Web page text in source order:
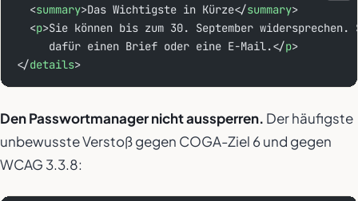
  <
summary>Das Wichtigste in Kürze</summary>
  <
p>Sie können bis zum 30. September widersprechen.
     dafür einen Brief oder eine E-Mail.</
p>
</details>
Den Passwortmanager nicht aussperren. Der häufigste
unbewusste Verstoß gegen COGA-Ziel 6 und gegen
WCAG 3.3.8: